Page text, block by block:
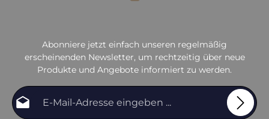
Abonniere jetzt einfach unseren regelmäßig
erscheinenden Newsletter, um rechtzeitig über neue
Produkte und Angebote informiert zu werden.